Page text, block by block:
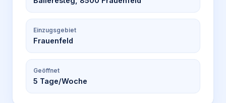
Einzugsgebiet
Frauenfeld
Geöffnet
5 Tage/Woche